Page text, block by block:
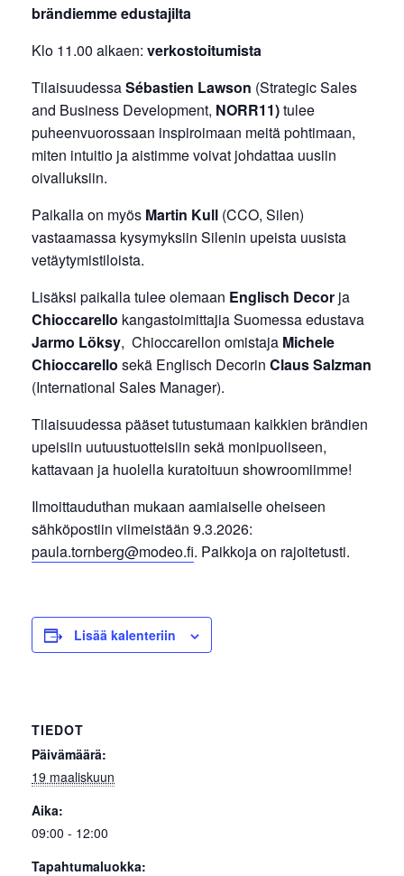
brändiemme edustajilta
Klo 11.00 alkaen: verkostoitumista
TilaisuudessaSébastien Lawson (Strategic Sales
and Business Development, NORR11)tulee
puheenvuorossaan inspiroimaan meitä pohtimaan,
miten intuitio ja aistimme voivat johdattaa uusiin
oivalluksiin.
Paikalla on myös Martin Kull (CCO, Silen)
vastaamassa kysymyksiin Silenin upeista uusista
vetäytymistiloista.
Lisäksi paikalla tulee olemaan Englisch Decor ja
Chioccarello kangastoimittajia Suomessa edustava
Jarmo Löksy, Chioccarellon omistaja Michele
Chioccarello sekä Englisch Decorin Claus Salzman
(International Sales Manager).
Tilaisuudessa pääset tutustumaan kaikkien brändien
upeisiin uutuustuotteisiin sekä monipuoliseen,
kattavaan ja huolella kuratoituun showroomiimme!
Ilmoittauduthan mukaan aamiaiselle oheiseen
sähköpostiin viimeistään 9.3.2026:
paula.tornberg@modeo.fi. Paikkoja on rajoitetusti.
Lisää kalenteriin
TIEDOT
Päivämäärä:
19 maaliskuun
Aika:
09:00 - 12:00
Tapahtumaluokka: